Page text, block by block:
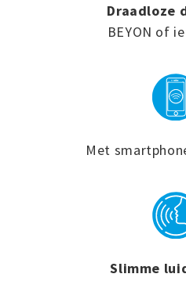
Draadloze
BEYON of
Met
Slimme